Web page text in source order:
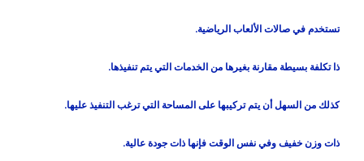
تستخدم في صالات الألعاب الرياضية.
ذا تكلفة بسيطة مقارنة بغيرها من الخدمات التي يتم تنفيذها.
كذلك من السهل أن يتم تركيبها على المساحة التي ترغب التنفيذ عليها.
ذات وزن خفيف وفي نفس الوقت فإنها ذات جودة عالية.